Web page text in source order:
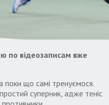
по відеозаписам вже
поки що самі тренуємося.
суперник, адже теніс